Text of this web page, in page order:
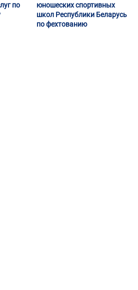
по
юношеских спортивных
школ Республики Беларусь
по фехтованию